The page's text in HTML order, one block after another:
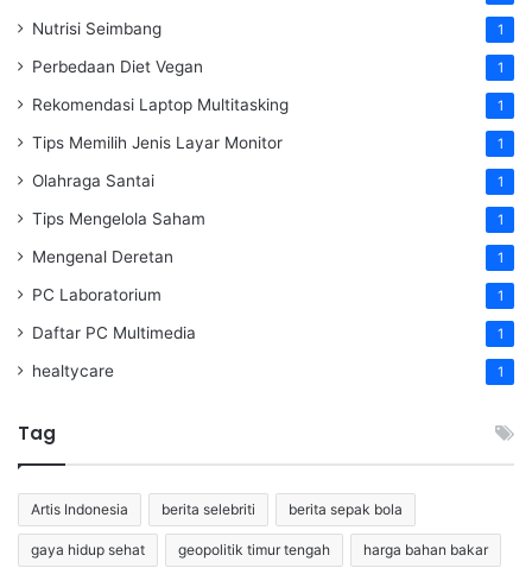
Nutrisi Seimbang 1
Perbedaan Diet Vegan 1
Rekomendasi Laptop Multitasking 1
Tips Memilih Jenis Layar Monitor 1
Olahraga Santai 1
Tips Mengelola Saham 1
Mengenal Deretan 1
PC Laboratorium 1
Daftar PC Multimedia 1
healtycare 1
Tag
Artis Indonesia berita selebriti berita sepak bola
gaya hidup sehat geopolitik timur tengah harga bahan bakar